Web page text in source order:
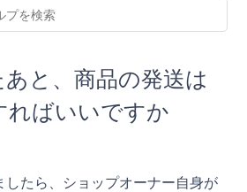
と、商品の発送は
ればいいですか
したら、ショップオーナー自身が